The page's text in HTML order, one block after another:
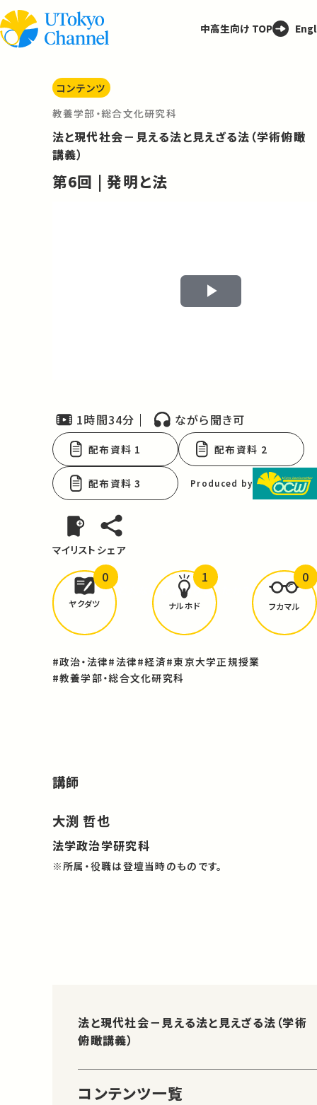
中高生向け TOP
コンテンツ
教養学部・総合文化研究科
法と現代社会－見える法と見えざる法（学術俯瞰
講義）
第6回 | 発明と法
Play
1時間34分 ながら聞き可
配布資料 1 配布資料 2
配布資料 3 Produced by
マイリスト シェア
どんな学びがありましたか？
ヤクダツ
0
ナルホド
1
フカマル
0
#政治・法律#法律#経済#東京大学正規授業
#教養学部・総合文化研究科
講師
大渕 哲也
法学政治学研究科
※所属・役職は登壇当時のものです。
法と現代社会－見える法と見えざる法（学術
俯瞰講義）
コンテンツ一覧